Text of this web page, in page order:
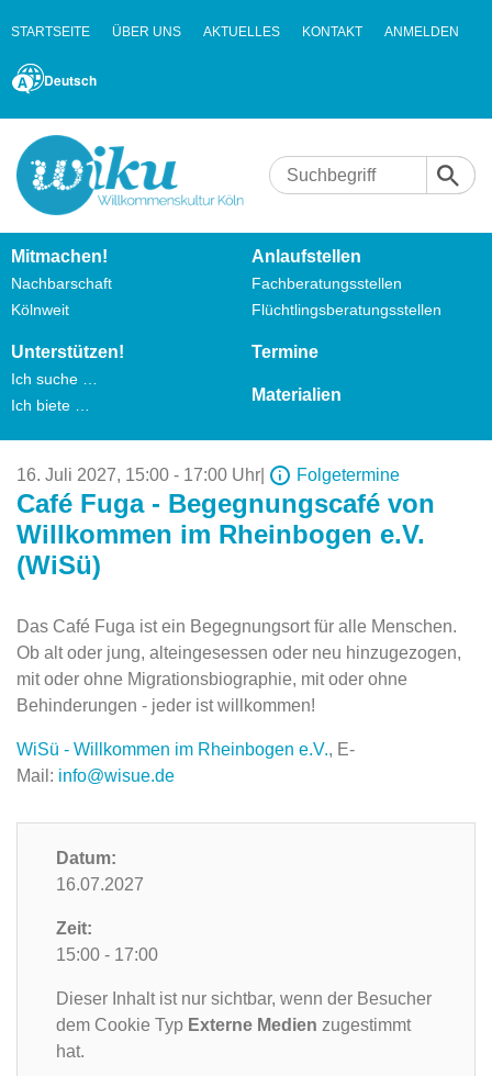
STARTSEITE ÜBER UNS AKTUELLES KONTAKT ANMELDEN
Deutsch
Mitmachen!
Nachbarschaft
Kölnweit
Anlaufstellen
Fachberatungsstellen
Flüchtlingsberatungsstellen
Unterstützen!
Ich suche …
Ich biete …
Termine
Materialien
16. Juli 2027, 15:00 - 17:00 Uhr Folgetermine
Café Fuga - Begegnungscafé von
Willkommen im Rheinbogen e.V.
(WiSü)
Das Café Fuga ist ein Begegnungsort für alle Menschen.
Ob alt oder jung, alteingesessen oder neu hinzugezogen,
mit oder ohne Migrationsbiographie, mit oder ohne
Behinderungen - jeder ist willkommen!
WiSü - Willkommen im Rheinbogen e.V., E-
Mail: info@wisue.de
Datum:
16.07.2027
Zeit:
15:00 - 17:00
Dieser Inhalt ist nur sichtbar, wenn der Besucher
dem Cookie Typ Externe Medien zugestimmt
hat.